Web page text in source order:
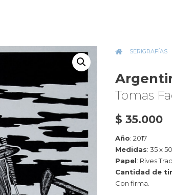
INICIO
SERIGRAFÍAS
Tomas
$ 35.000
Año: 2017
Medidas: 35 x
Papel: Rives
Cantidad de
Con firma.